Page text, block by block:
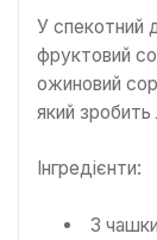
У спекотний
фруктовий
ожиновий
який
Інгредієнти:
3